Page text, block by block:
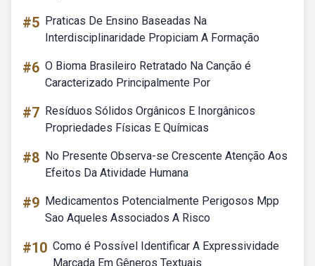
#5 Praticas De Ensino Baseadas Na
Interdisciplinaridade Propiciam A Formação
#6 O Bioma Brasileiro Retratado Na Canção é
Caracterizado Principalmente Por
#7 Resíduos Sólidos Orgânicos E Inorgânicos
Propriedades Físicas E Químicas
#8 No Presente Observa-se Crescente Atenção Aos
Efeitos Da Atividade Humana
#9 Medicamentos Potencialmente Perigosos Mpp
Sao Aqueles Associados A Risco
#10 Como é Possível Identificar A Expressividade
Marcada Em Gêneros Textuais